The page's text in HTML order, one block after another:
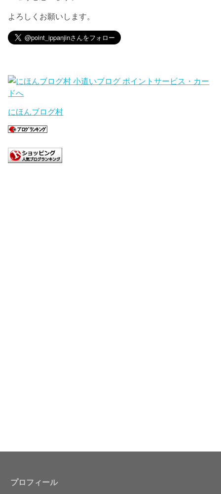
よろしくお願いします。
にほんブログ村
プロフィール